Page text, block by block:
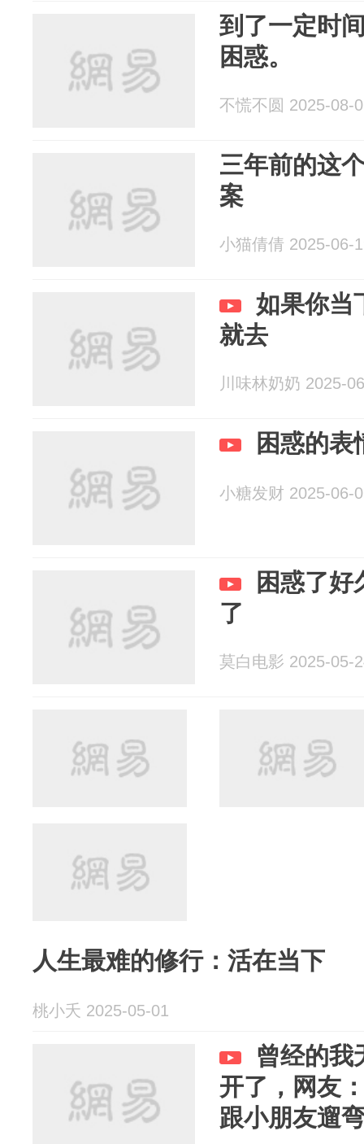
到了一定时
困惑。
不慌不圆 2025-08-
三年前的这
案
小猫倩倩 2025-06-
如果你当
就去
川味林奶奶 2025-
困惑的表
小糖发财 2025-06-
困惑了好
了
莫白电影 2025-05-
人生最难的修行：活在当下
桃小夭 2025-05-01
曾经的我
开了，网友
跟小朋友遛